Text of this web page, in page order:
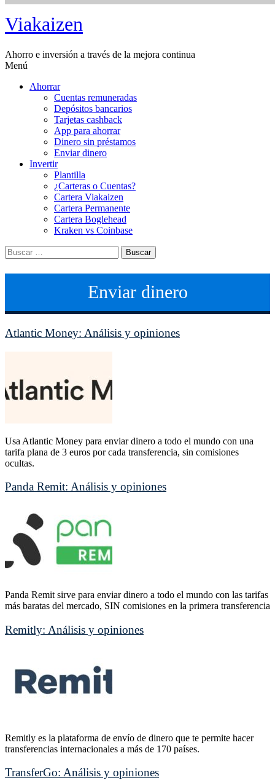
Saltar
al
Viakaizen
Ahorro e inversión a través de la mejora continua
Menú
Ahorrar
Cuentas remuneradas
Depósitos bancarios
Tarjetas cashback
App para ahorrar
Dinero sin préstamos
Enviar dinero
Invertir
Plantilla
¿Carteras o Cuentas?
Cartera Viakaizen
Cartera Permanente
Cartera Boglehead
Kraken vs Coinbase
Buscar:
Enviar dinero
Atlantic Money: Análisis y opiniones
Usa Atlantic Money para enviar dinero a todo el mundo con una
tarifa plana de 3 euros por cada transferencia, sin comisiones
ocultas.
Panda Remit: Análisis y opiniones
Panda Remit sirve para enviar dinero a todo el mundo con las tarifas
más baratas del mercado, SIN comisiones en la primera transferencia
Remitly: Análisis y opiniones
Remitly es la plataforma de envío de dinero que te permite hacer
transferencias internacionales a más de 170 países.
TransferGo: Análisis y opiniones